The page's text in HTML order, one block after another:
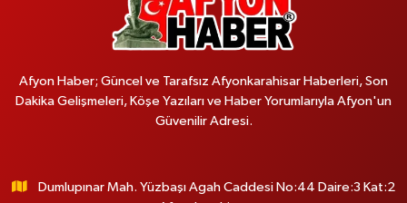
Afyon Haber; Güncel ve Tarafsız Afyonkarahisar Haberleri, Son
Dakika Gelişmeleri, Köşe Yazıları ve Haber Yorumlarıyla Afyon'un
Güvenilir Adresi.
Dumlupınar Mah. Yüzbaşı Agah Caddesi No:44 Daire:3 Kat:2